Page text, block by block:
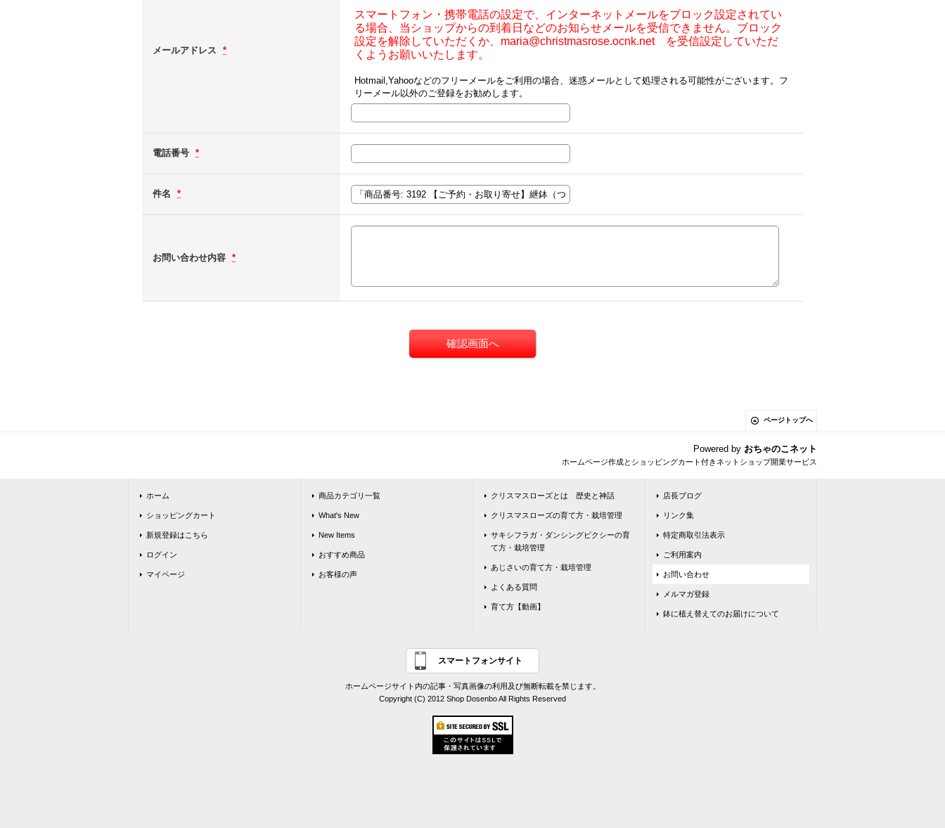
メールアドレス *
スマートフォン・携帯電話の設定で、インターネットメールをブロック設定されてい
る場合、当ショップからの到着日などのお知らせメールを受信できません。ブロック
設定を解除していただくか、maria@christmasrose.ocnk.net を受信設定していただ
くようお願いいたします。
Hotmail,Yahooなどのフリーメールをご利用の場合、迷惑メールとして処理される可能性がございます。フ
リーメール以外のご登録をお勧めします。
電話番号 *
件名 *
お問い合わせ内容 *
ページトップへ
Powered by おちゃのこネット
ホームページ作成とショッピングカート付きネットショップ開業サービス
ホーム
ショッピングカート
新規登録はこちら
ログイン
マイページ
商品カテゴリ一覧
What's New
New Items
おすすめ商品
お客様の声
クリスマスローズとは 歴史と神話
クリスマスローズの育て方・栽培管理
サキシフラガ・ダンシングピクシーの育
て方・栽培管理
あじさいの育て方・栽培管理
よくある質問
育て方【動画】
店長ブログ
リンク集
特定商取引法表示
ご利用案内
お問い合わせ
メルマガ登録
鉢に植え替えてのお届けについて
スマートフォンサイト
ホームページサイト内の記事・写真画像の利用及び無断転載を禁じます。
Copyright (C) 2012 Shop Dosenbo All Rights Reserved